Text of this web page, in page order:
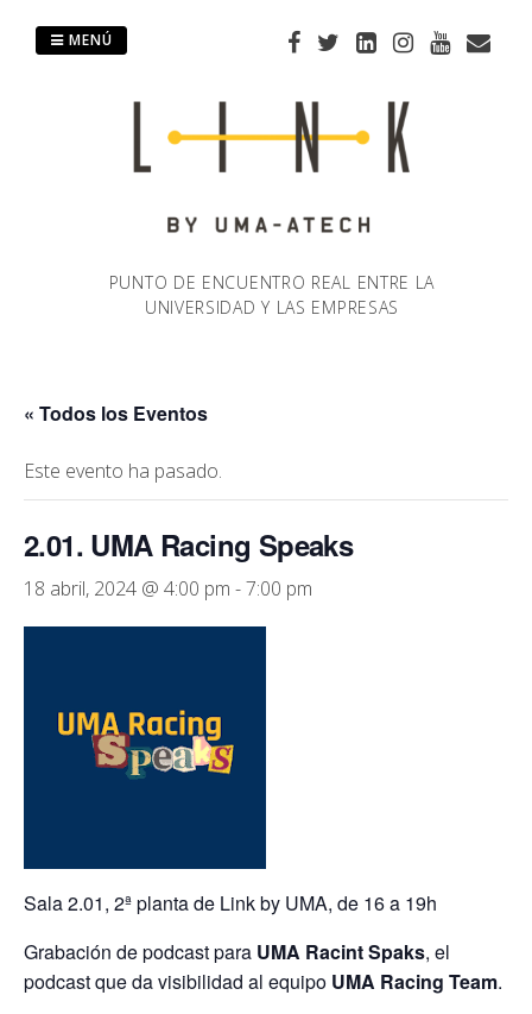
PUNTO DE ENCUENTRO REAL ENTRE LA
UNIVERSIDAD Y LAS EMPRESAS
MENÚ
« Todos los Eventos
Este evento ha pasado.
2.01. UMA Racing Speaks
18 abril, 2024 @ 4:00 pm -7:00 pm
Sala 2.01, 2ª planta de Link by UMA, de 16 a 19h
Grabación de podcast para UMA Racint Spaks, el
podcast que da visibilidad al equipo UMA Racing Team.